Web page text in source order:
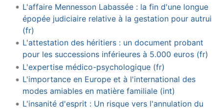
L'affaire Mennesson Labassée : la fin d'une longue
épopée judiciaire relative à la gestation pour autrui
(fr)
L'attestation des héritiers : un document probant
pour les successions inférieures à 5.000 euros (fr)
L'expertise médico-psychologique (fr)
L'importance en Europe et à l'international des
modes amiables en matière familiale (int)
L'insanité d'esprit : Un risque vers l'annulation du